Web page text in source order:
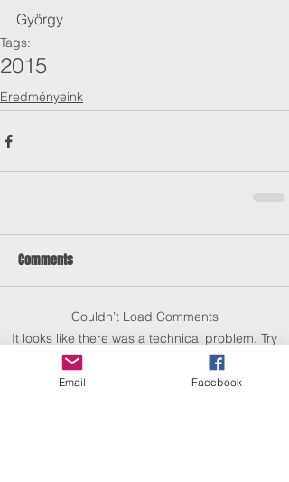
György
Tags:
2015
Eredményeink
Comments
Couldn’t Load Comments
It looks like there was a technical problem. Try
reconnecting or refreshing the page.
Email Facebook